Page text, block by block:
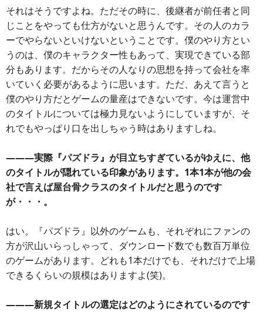
それはそうですよね。ただその時に、後継者が前任者と同
じことをやっても仕方がないと思うんです。その人のカラ
ーでやらないといけないということです。僕のやり方とい
うのは、僕のキャラクター性もあって、実現できている部
分もあります。だからその人なりの思想を持って会社を率
いていく必要があるように思います。ただ、あえて言うと
僕のやり方だとゲームの量産はできないです。今は運営中
のタイトルについては極力見ないようにしていますが、そ
れでもやっぱり口を出しちゃう時はありますしね。
―――実際『パズドラ』が目立ちすぎているがゆえに、他
のタイトルが隠れている印象があります。1本1本が他の会
社で言えば屋台骨クラスのタイトルだと思うのです
が・・・。
はい。『パズドラ』以外のゲームも、それぞれにファンの
方が沢山いらっしゃって、ダウンロード数でも数百万単位
のゲームがあります。どれも1本だけでも、それだけで上場
できるくらいの規模はありますよ(笑)。
―――新規タイトルの選定はどのようにされているのです